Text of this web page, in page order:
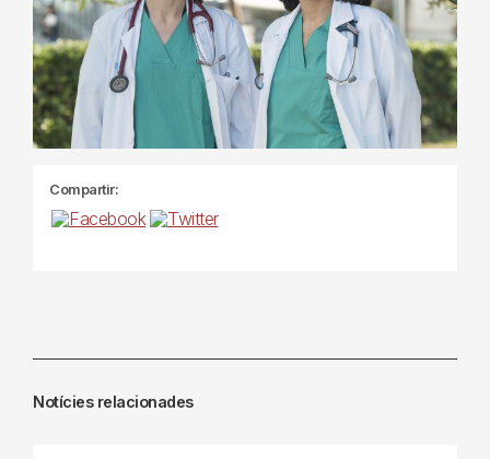
Compartir:
Notícies relacionades